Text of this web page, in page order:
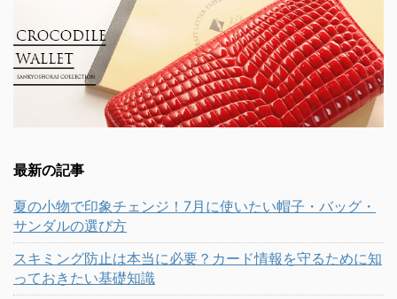
最新の記事
夏の小物で印象チェンジ！7月に使いたい帽子・バッグ・
サンダルの選び方
スキミング防止は本当に必要？カード情報を守るために知
っておきたい基礎知識